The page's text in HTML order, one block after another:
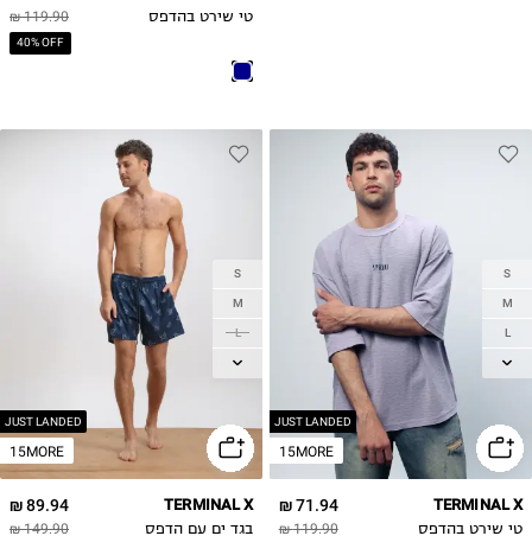
119.90 ₪
40% OFF
טי שירט בהדפס
JUST LANDED
15MORE
S
M
L
XL
71.94 ₪
119.90 ₪
TERMINAL X
טי שירט בהדפס
JUST LANDED
15MORE
S
M
L
XL
89.94 ₪
149.90 ₪
TERMINAL X
בגד ים עם הדפס